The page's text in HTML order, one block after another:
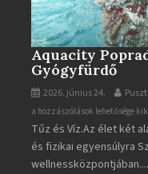
Aquacity
Gyógyfürdő
2026. június 24.
Aquacity
Poprad
·
Wellness
a hozzászólások lehetősége
Tűz és Víz.Az élet két
és fizikai egyensúlyra
wellnessközpontjában....